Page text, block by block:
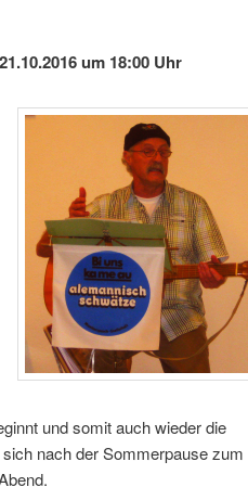
um 18:00 Uhr
und somit auch wieder die
nach der Sommerpause